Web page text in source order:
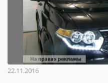
22.11.2016